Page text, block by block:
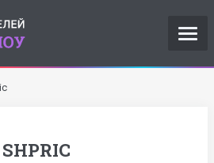
SHPRIC